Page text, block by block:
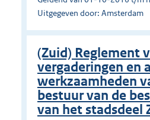
Uitgegeven door: Amsterdam
(Zuid) Reglement
vergaderingen en
werkzaamheden
bestuur van de
van het stadsdeel